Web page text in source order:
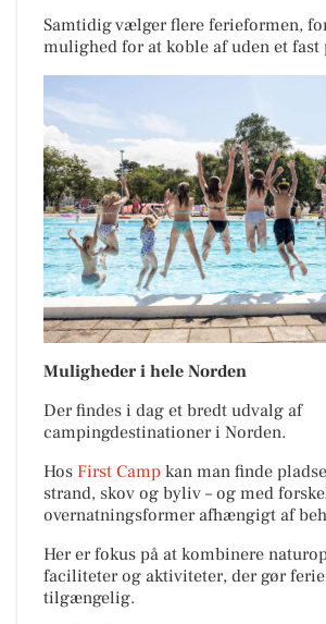
Samtidig vælger flere ferieformen,
mulighed for at koble af uden et fast
Muligheder i hele Norden
Der findes i dag et bredt udvalg af
campingdestinationer i Norden.
Hos First Camp kan man finde
strand, skov og byliv – og med
overnatningsformer afhængigt af
Her er fokus på at kombinere
faciliteter og aktiviteter, der gør
tilgængelig.